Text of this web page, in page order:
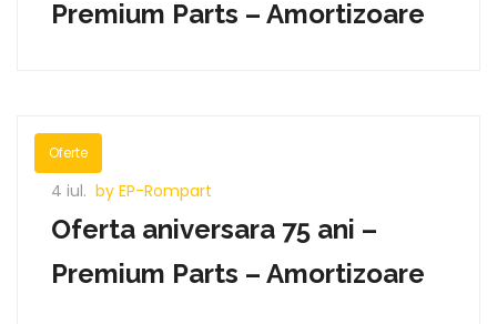
Premium Parts – Amortizoare
Oferte
4 iul. by EP-Rompart
Oferta aniversara 75 ani –
Premium Parts – Amortizoare